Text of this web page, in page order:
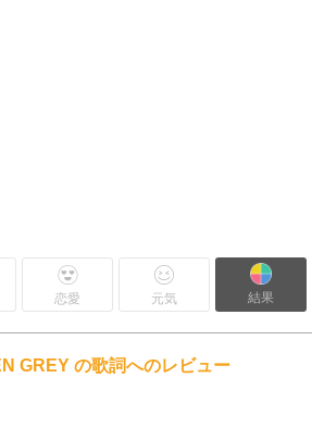
恋愛 元気 結果
GREY の歌詞へのレビュー